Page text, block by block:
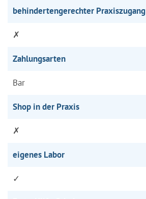
behindertengerechter Praxiszugang
✗
Zahlungsarten
Bar
Shop in der Praxis
✗
eigenes Labor
✓